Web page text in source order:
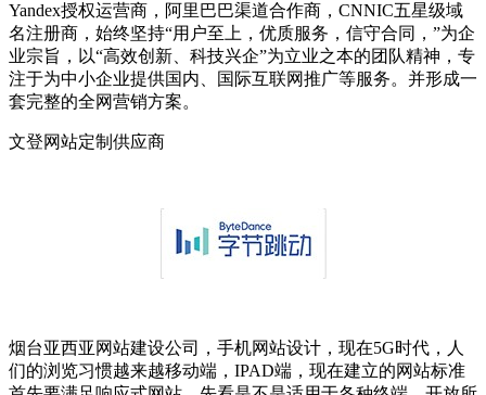
Yandex授权运营商，阿里巴巴渠道合作商，CNNIC五星级域
名注册商，始终坚持“用户至上，优质服务，信守合同，”为企
业宗旨，以“高效创新、科技兴企”为立业之本的团队精神，专
注于为中小企业提供国内、国际互联网推广等服务。并形成一
套完整的全网营销方案。
文登网站定制供应商
烟台亚西亚网站建设公司，手机网站设计，现在5G时代，人
们的浏览习惯越来越移动端，IPAD端，现在建立的网站标准